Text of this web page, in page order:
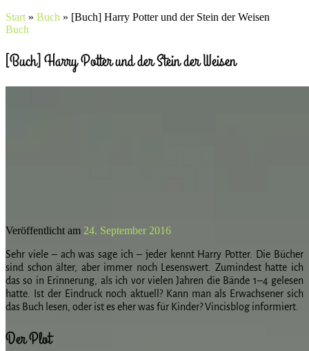
Start » Buch » [Buch] Harry Potter und der Stein der Weisen
Buch
[Buch] Harry Potter und der Stein der Weisen
Veröffentlicht am 24. September 2016
Sehr viele – ach was sage ich – jeder kennt Harry Potter. Die Bücher
sind schon älter, aber immer noch Lesenswert. Zumindest hatte ich
das so in Erinnerung, als ich vor vielen Jahren die Bände 1–4 gelesen
hatte. Ist der Eindruck noch aktuell? Kann man als Erwachsener sich
das Buch lesen, oder ist es eher was für Kinder? Vincisblog informiert.
Der Plot